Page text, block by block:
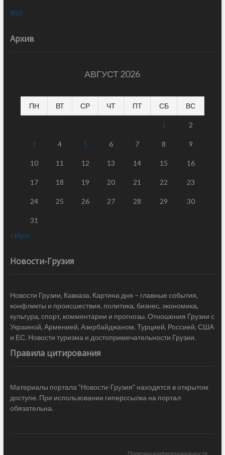
RSS
Архив
АВГУСТ 2026
ПН ВТ СР ЧТ ПТ СБ ВС
1 2
3 4 5 6 7 8 9
10 11 12 13 14 15 16
17 18 19 20 21 22 23
24 25 26 27 28 29 30
31
« Июл
Новости-Грузия
Новости Грузии, Кавказа. Картина дня – главные события,
конфликты и происшествия, политика, бизнес, экономика,
культура, спорт, комментарии и прогнозы. Отношения Грузии с
Украиной, Арменией, Азербайджаном, Турцией, Россией, США
и ЕС. Новости туризма и достопримечательности Грузии.
Правила цитирования
Материалы портала "Новости-Грузия" находятся в открытом
доступе. При использовании гиперссылка на портал
обязательна.
Политика конфиденциальности